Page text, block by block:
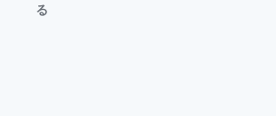
る